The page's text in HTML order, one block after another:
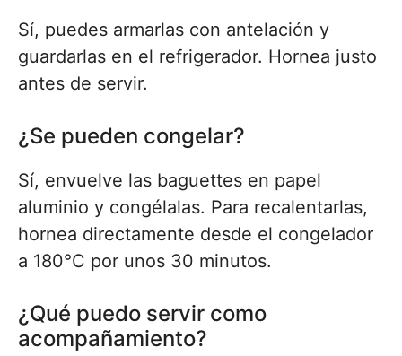
Sí, puedes armarlas con antelación y
guardarlas en el refrigerador. Hornea justo
antes de servir.
¿Se pueden congelar?
Sí, envuelve las baguettes en papel
aluminio y congélalas. Para recalentarlas,
hornea directamente desde el congelador
a 180°C por unos 30 minutos.
¿Qué puedo servir como
acompañamiento?